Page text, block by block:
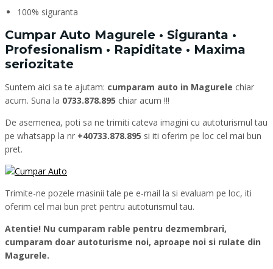
100% siguranta
Cumpar Auto Magurele • Siguranta •
Profesionalism • Rapiditate • Maxima
seriozitate
Suntem aici sa te ajutam: cumparam auto in Magurele chiar
acum. Suna la 0733.878.895 chiar acum !!!
De asemenea, poti sa ne trimiti cateva imagini cu autoturismul tau
pe whatsapp la nr +40733.878.895 si iti oferim pe loc cel mai bun
pret.
Trimite-ne pozele masinii tale pe e-mail la si evaluam pe loc, iti
oferim cel mai bun pret pentru autoturismul tau.
Atentie! Nu cumparam rable pentru dezmembrari,
cumparam doar autoturisme noi, aproape noi si rulate din
Magurele.